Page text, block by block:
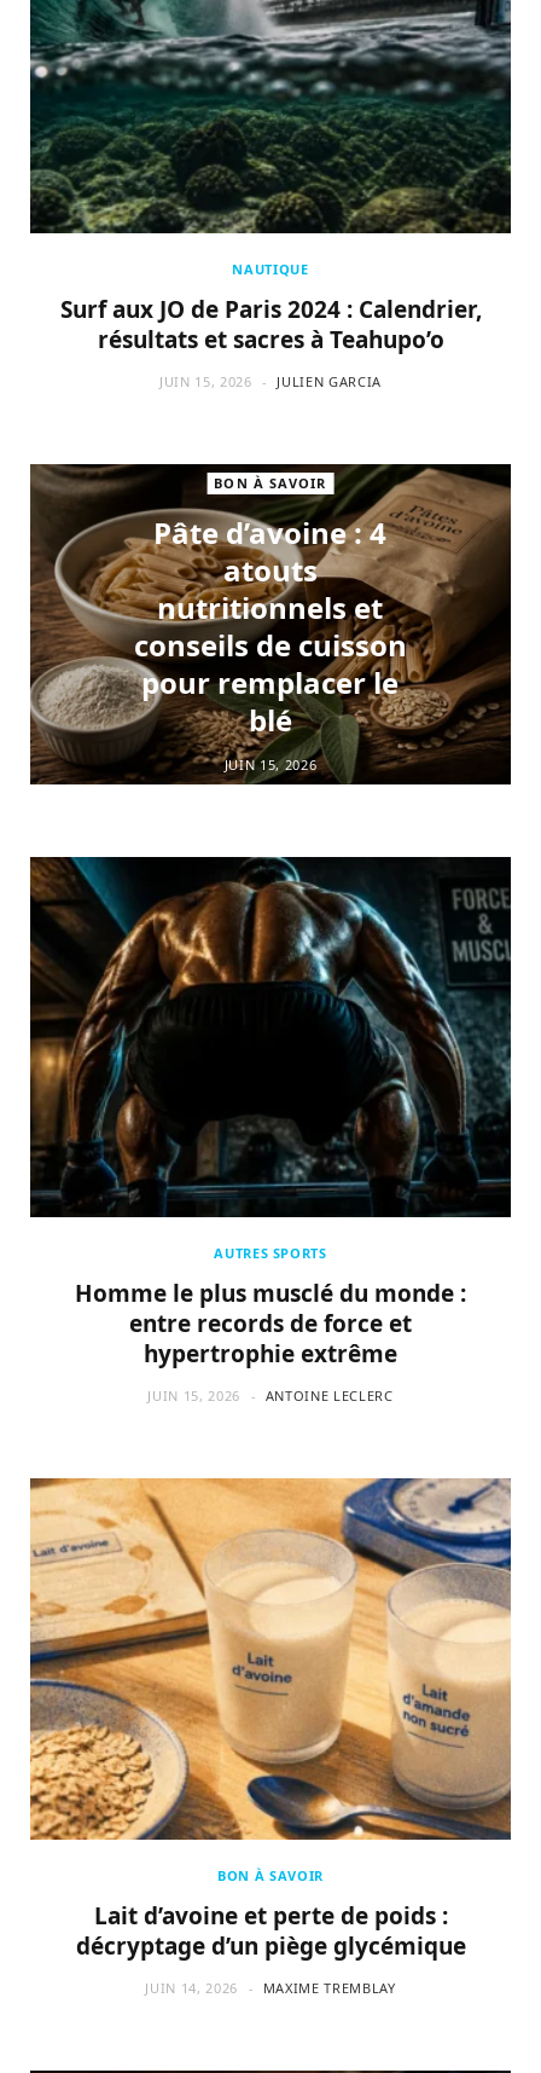
NAUTIQUE
Surf aux JO de Paris 2024 : Calendrier,
résultats et sacres à Teahupo’o
JUIN 15, 2026 JULIEN GARCIA
BON À SAVOIR
Pâte d’avoine : 4
atouts
nutritionnels et
conseils de cuisson
pour remplacer le
blé
JUIN 15, 2026
AUTRES SPORTS
Homme le plus musclé du monde :
entre records de force et
hypertrophie extrême
JUIN 15, 2026 ANTOINE LECLERC
BON À SAVOIR
Lait d’avoine et perte de poids :
décryptage d’un piège glycémique
JUIN 14, 2026 MAXIME TREMBLAY